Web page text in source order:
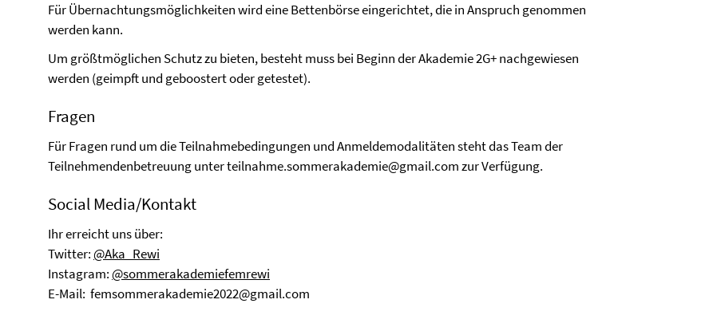
Für Übernachtungsmöglichkeiten wird eine Bettenbörse eingerichtet, die in Anspruch genommen
werden kann.
Um größtmöglichen Schutz zu bieten, besteht muss bei Beginn der Akademie 2G+ nachgewiesen
werden (geimpft und geboostert oder getestet).
Fragen
Für Fragen rund um die Teilnahmebedingungen und Anmeldemodalitäten steht das Team der
Teilnehmendenbetreuung unter teilnahme.sommerakademie@gmail.com zur Verfügung.
Social Media/Kontakt
Ihr erreicht uns über:
Twitter:@Aka_Rewi
Instagram:@sommerakademiefemrewi
E-Mail: femsommerakademie2022@gmail.com